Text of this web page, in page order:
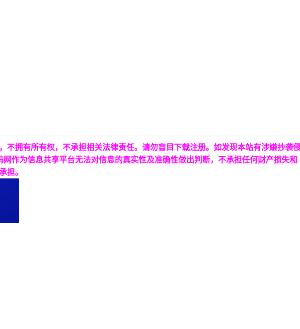
拥有所有权，不承担相关法律责任。请勿盲目下载注册。如发现本站有涉嫌抄袭
作为信息共享平台无法对信息的真实性及准确性做出判断，不承担任何财产损失和
担。